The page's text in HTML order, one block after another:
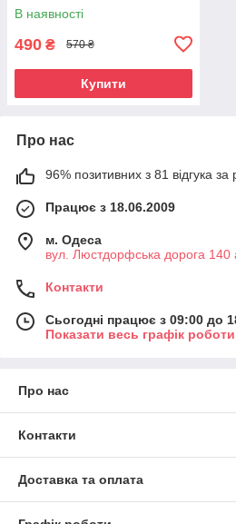
В наявності
490 ₴ 570 ₴
Купити
Про нас
96% позитивних з 81 відгука за
Працює з 18.06.2009
м. Одеса
вул. Люстдорфська дорога 140
Контакти
Сьогодні працює з 09:00 до
Показати весь графік роботи
Про нас
Контакти
Доставка та оплата